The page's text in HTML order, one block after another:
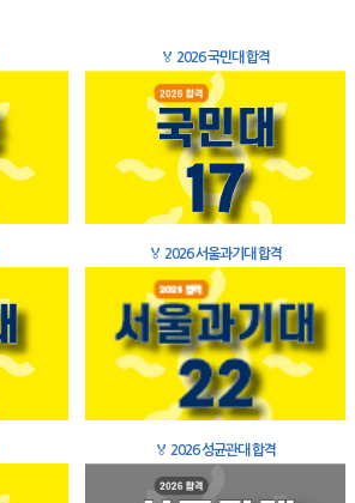
🏅 2026 국민대 합격
🏅 2026 서울과기대 합격
🏅 2026 성균관대 합격